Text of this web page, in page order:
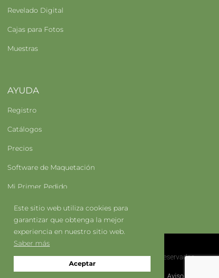
Este sitio web utiliza cookies para
garantizar que obtenga la mejor
experiencia en nuestro sitio web.
Saber más
Aceptar
Revelado Digital
Cajas para Fotos
Muestras
AYUDA
Registro
Catálogos
Precios
Software de Maquetación
Mi Primer Pedido
COLOREX LAB @ 2022 | Todos Los Derechos Reservados
Aviso Legal